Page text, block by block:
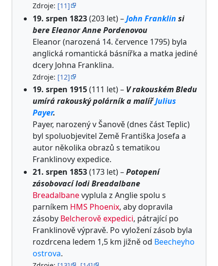
Zdroje: [11]
19. srpen 1823(203 let) –John Franklin si
bere Eleanor Anne Pordenovou
Eleanor (narozená 14. července 1795) byla
anglická romantická básnířka a matka jediné
dcery Johna Franklina.
Zdroje: [12]
19. srpen 1915(111 let) – V rakouském Bledu
umírá rakouský polárník a malířJulius
Payer.
Payer, narozený v Šanově (dnes část Teplic)
byl spoluobjevitel Země Františka Josefa a
autor několika obrazů s tematikou
Franklinovy expedice.
21. srpen 1853(173 let) –Potopení
zásobovací lodi Breadalbane
Breadalbanevyplula z Anglie spolu s
parníkem HMS Phoenix, aby dopravila
zásoby Belcherově expedici, pátrající po
Franklinově výpravě. Po vyložení zásob byla
rozdrcena ledem 1,5 km jižně od Beecheyho
ostrova.